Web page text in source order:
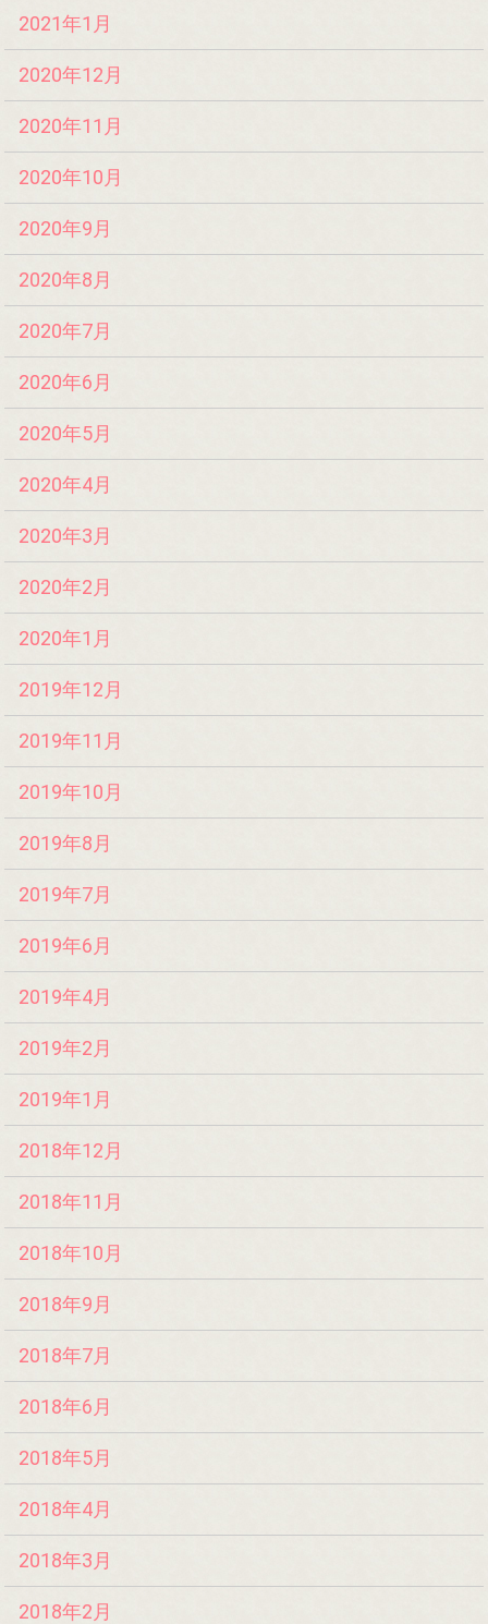
2021年1月
2020年12月
2020年11月
2020年10月
2020年9月
2020年8月
2020年7月
2020年6月
2020年5月
2020年4月
2020年3月
2020年2月
2020年1月
2019年12月
2019年11月
2019年10月
2019年8月
2019年7月
2019年6月
2019年4月
2019年2月
2019年1月
2018年12月
2018年11月
2018年10月
2018年9月
2018年7月
2018年6月
2018年5月
2018年4月
2018年3月
2018年2月